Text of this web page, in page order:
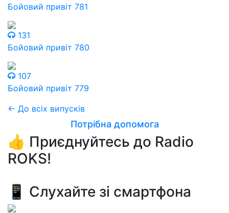
Бойовий привіт 781
131
Бойовий привіт 780
107
Бойовий привіт 779
← До всіх випусків
Потрібна допомога
👍 Приєднуйтесь до Radio
ROKS!
📱 Слухайте зі смартфона